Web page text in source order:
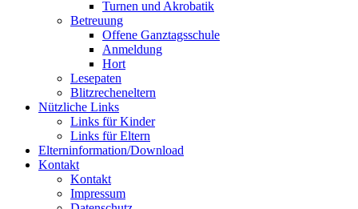
Turnen und Akrobatik
Betreuung
Offene Ganztagsschule
Anmeldung
Hort
Lesepaten
Blitzrecheneltern
Nützliche Links
Links für Kinder
Links für Eltern
Elterninformation/Download
Kontakt
Kontakt
Impressum